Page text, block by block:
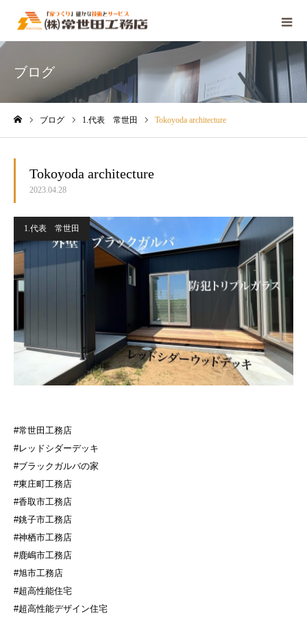
ブログ
ブログ 1.代表 常世田 Tokoyoda architecture
Tokoyoda architecture
2023.04.28
1.代表 常世田
#常世田工務店
#レッドシダーデッキ
#ブラックガルバの家
#東庄町工務店
#香取市工務店
#銚子市工務店
#神栖市工務店
#鹿嶋市工務店
#旭市工務店
#超高性能住宅
#超高性能デザイン住宅